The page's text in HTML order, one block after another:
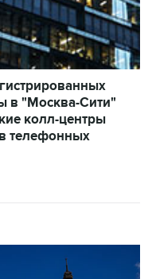
в "Москва-Сити"
колл-центры
телефонных